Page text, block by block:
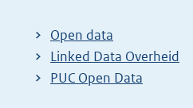
Open data
Linked Data Overheid
PUC Open Data